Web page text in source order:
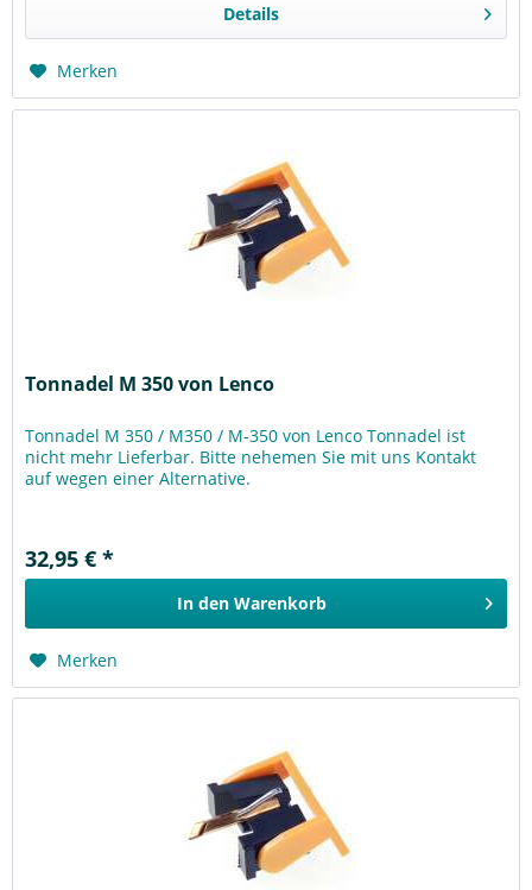
Details
Merken
Tonnadel M 350 von Lenco
Tonnadel M 350 / M350 / M-350 von Lenco Tonnadel ist
nicht mehr Lieferbar. Bitte nehemen Sie mit uns Kontakt
auf wegen einer Alternative.
32,95 € *
In den Warenkorb
Merken